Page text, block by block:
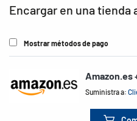
Encargar en una tienda
Mostrar métodos de pago
Amazon.es
Suministra a: